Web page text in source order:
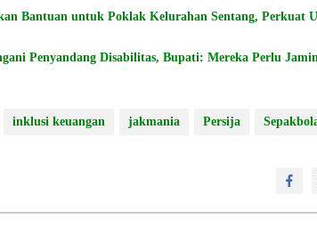
Bantuan untuk Poklak Kelurahan Sentang, Perkuat
Penyandang Disabilitas, Bupati: Mereka Perlu
inklusi keuangan jakmania Persija